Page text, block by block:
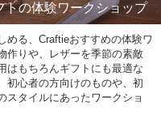
トの体験ワークショップ
める、Craftieおすすめの体験ワ
作りや、レザーを季節の素敵
はもちろんギフトにも最適な
初心者の方向けのものや、初
スタイルにあったワークショ